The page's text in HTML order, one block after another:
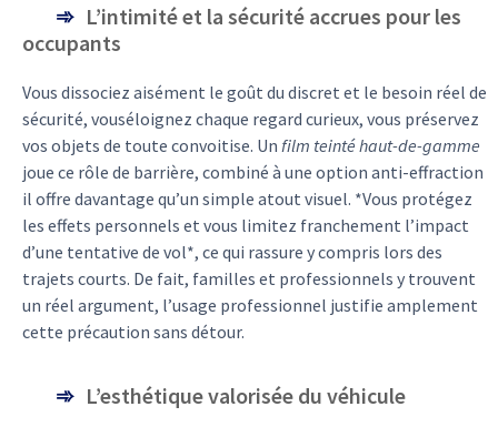
L’intimité et la sécurité accrues pour les
occupants
Vous dissociez aisément le goût du discret et le besoin réel de
sécurité, vouséloignez chaque regard curieux, vous préservez
vos objets de toute convoitise. Un film teinté haut-de-gamme
joue ce rôle de barrière, combiné à une option anti-effraction
il offre davantage qu’un simple atout visuel. *Vous protégez
les effets personnels et vous limitez franchement l’impact
d’une tentative de vol*, ce qui rassure y compris lors des
trajets courts. De fait, familles et professionnels y trouvent
un réel argument, l’usage professionnel justifie amplement
cette précaution sans détour.
L’esthétique valorisée du véhicule